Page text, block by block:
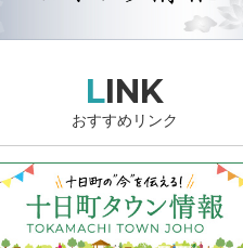
LINK
おすすめリンク